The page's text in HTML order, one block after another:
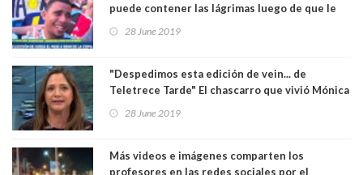
puede contener las lágrimas luego de que le
28 June 2019
"Despedimos esta edición de vein... de
Teletrece Tarde" El chascarro que vivió Mónica
28 June 2019
Más videos e imágenes comparten los
profesores en las redes sociales por el